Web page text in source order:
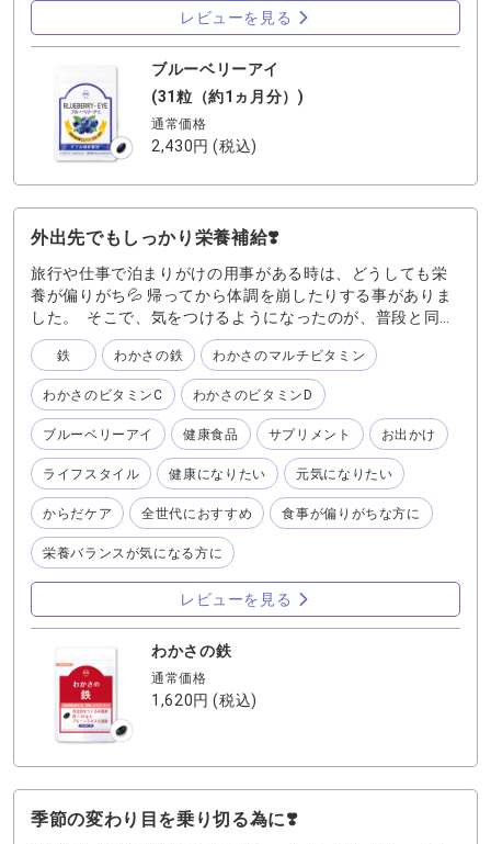
リエノール」「オリーブ油」を配合。手軽に摂れるよう１
粒にぎゅっと凝縮しまています。
レビューを見る
ブルーベリーアイ
(31粒（約1ヵ月分）)
通常価格
2,430円(税込)
外出先でもしっかり栄養補給❣️
旅行や仕事で泊まりがけの用事がある時は、どうしても栄
養が偏りがち💦 帰ってから体調を崩したりする事がありま
した。 そこで、気をつけるようになったのが、普段と同じ
様にしっかりと栄養をとる事です。 特に鉄は、赤血球を作
るのに必要な栄養素。しかし、普段の食事から摂ることが
難しいといわれています。 さらに生活習慣の乱れやストレ
スにより体に鉄が吸収がされにくくなり、自覚がないまま
鉄不足に陥ってしまうことも。 『わかさの鉄』は 1粒で1
日分の鉄をしっかりと補えるように、ほうれん草約12株相
当※2 の鉄分を凝縮配合。 更に、鉄の働きをサポートする
・プルーンエキス 鉄の吸収をサポートする ・クエン酸・ビ
タミンCを配合 その他も、わかさ生活のこだわり配合で外
出中や旅行先でもしっかりとからだをサポート‼️ ハツラツと
した日々を送りたいあなたにオススメです♪
鉄 わかさの鉄 わかさのマルチビタミン
わかさのビタミンC わかさのビタミンD
ブルーベリーアイ 健康食品 サプリメント お出かけ
ライフスタイル 健康になりたい 元気になりたい
からだケア 全世代におすすめ 食事が偏りがちな方に
栄養バランスが気になる方に
レビューを見る
わかさの鉄
通常価格
1,620円(税込)
季節の変わり目を乗り切る為に❣️